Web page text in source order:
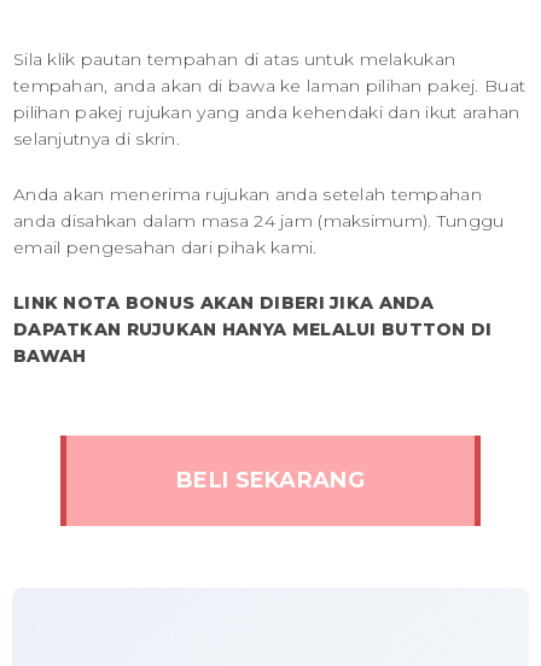
Sila klik pautan tempahan di atas untuk melakukan
tempahan, anda akan di bawa ke laman pilihan pakej. Buat
pilihan pakej rujukan yang anda kehendaki dan ikut arahan
selanjutnya di skrin.
Anda akan menerima rujukan anda setelah tempahan
anda disahkan dalam masa 24 jam (maksimum). Tunggu
email pengesahan dari pihak kami.
LINK NOTA BONUS AKAN DIBERI JIKA ANDA
DAPATKAN RUJUKAN HANYA MELALUI BUTTON DI
BAWAH
BELI SEKARANG